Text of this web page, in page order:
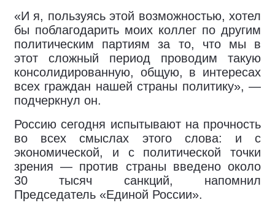
«И я, пользуясь этой возможностью, хотел
бы поблагодарить моих коллег по другим
политическим партиям за то, что мы в
этот сложный период проводим такую
консолидированную, общую, в интересах
всех граждан нашей страны политику», —
подчеркнул он.
Россию сегодня испытывают на прочность
во всех смыслах этого слова: и с
экономической, и с политической точки
зрения — против страны введено около
30 тысяч санкций, напомнил
Председатель «Единой России».